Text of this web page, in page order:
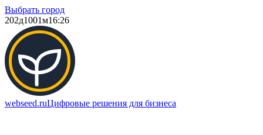
Выбрать город
202д1001м16:26
webseed.ruЦифровые решения для бизнеса